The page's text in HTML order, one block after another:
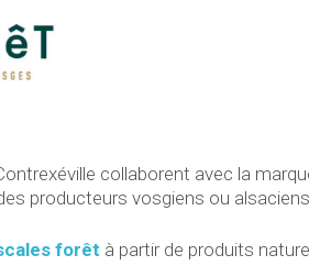
collaborent avec la
producteurs vosgiens ou alsaciens.
forêt à partir de produits